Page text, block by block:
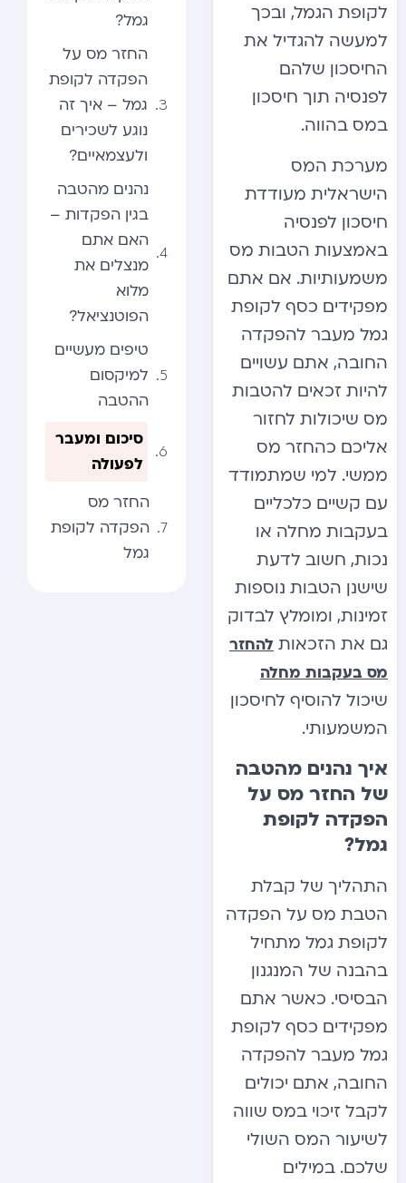
לקופת הגמל, ובכך
למעשה להגדיל את
החיסכון שלהם
לפנסיה תוך חיסכון
במס בהווה.
מערכת המס
הישראלית מעודדת
חיסכון לפנסיה
באמצעות הטבות מס
משמעותיות. אם אתם
מפקידים כסף לקופת
גמל מעבר להפקדה
החובה, אתם עשויים
להיות זכאים להטבות
מס שיכולות לחזור
אליכם כהחזר מס
ממשי. למי שמתמודד
עם קשיים כלכליים
בעקבות מחלה או
נכות, חשוב לדעת
שישנן הטבות נוספות
זמינות, ומומלץ לבדוק
גם את הזכאות להחזר
מס בעקבות מחלה
שיכול להוסיף לחיסכון
המשמעותי.
איך נהנים מהטבה
של החזר מס על
הפקדה לקופת
גמל?
התהליך של קבלת
הטבת מס על הפקדה
לקופת גמל מתחיל
בהבנה של המנגנון
הבסיסי. כאשר אתם
מפקידים כסף לקופת
גמל מעבר להפקדה
החובה, אתם יכולים
לקבל זיכוי במס שווה
לשיעור המס השולי
שלכם. במילים
גמל?
החזר מס על
הפקדה לקופת
גמל – איך זה
נוגע לשכירים
ולעצמאיים?
נהנים מהטבה
בגין הפקדות –
האם אתם
מנצלים את
מלוא
הפוטנציאל?
טיפים מעשיים
למיקסום
ההטבה
סיכום ומעבר
לפעולה
החזר מס
הפקדה לקופת
גמל